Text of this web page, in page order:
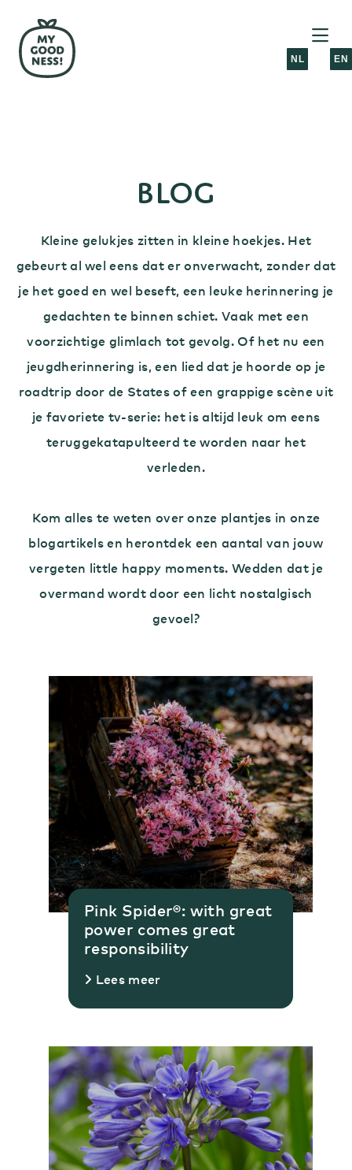
NL EN
BLOG
Kleine gelukjes zitten in kleine hoekjes. Het
gebeurt al wel eens dat er onverwacht, zonder dat
je het goed en wel beseft, een leuke herinnering je
gedachten te binnen schiet. Vaak met een
voorzichtige glimlach tot gevolg. Of het nu een
jeugdherinnering is, een lied dat je hoorde op je
roadtrip door de States of een grappige scène uit
je favoriete tv-serie: het is altijd leuk om eens
teruggekatapulteerd te worden naar het
verleden.
Kom alles te weten over onze plantjes in onze
blogartikels en herontdek een aantal van jouw
vergeten little happy moments. Wedden dat je
overmand wordt door een licht nostalgisch
gevoel?
Pink Spider®: with great
power comes great
responsibility
Lees meer